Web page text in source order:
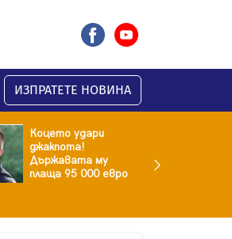
ИЗПРАТЕТЕ НОВИНА
Коцето удари
джакпота!
Държавата му
плаща 95 000 евро